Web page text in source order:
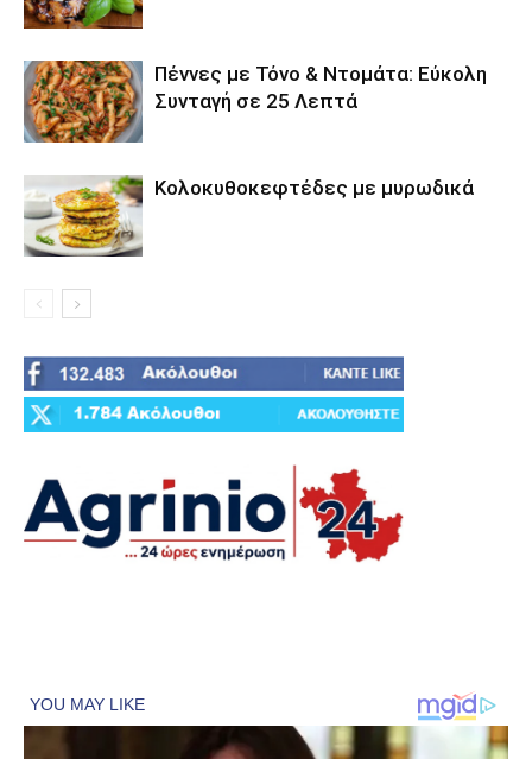
Πέννες με Τόνο & Ντομάτα: Εύκολη
Συνταγή σε 25 Λεπτά
Κολοκυθοκεφτέδες με μυρωδικά